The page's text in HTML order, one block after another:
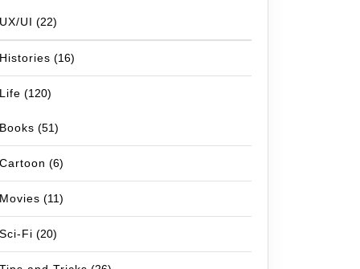
UX/UI (22)
Histories (16)
Life (120)
Books (51)
Cartoon (6)
Movies (11)
Sci-Fi (20)